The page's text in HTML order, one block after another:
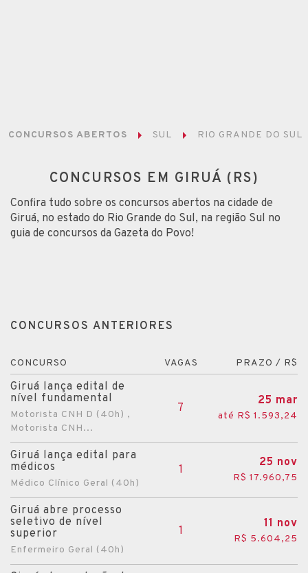
CONCURSOS ABERTOS SUL RIO GRANDE DO SUL
CONCURSOS EM GIRUÁ (RS)
Confira tudo sobre os concursos abertos na cidade de
Giruá, no estado do Rio Grande do Sul, na região Sul no
guia de concursos da Gazeta do Povo!
CONCURSOS ANTERIORES
CONCURSO VAGAS PRAZO / R$
Giruá lança edital de
nível fundamental
Motorista CNH D (40h) ,
Motorista CNH...
7
25 mar
até R$ 1.593,24
Giruá lança edital para
médicos
Médico Clínico Geral (40h)
1
25 nov
R$ 17.960,75
Giruá abre processo
seletivo de nível
superior
Enfermeiro Geral (40h)
1
11 nov
R$ 5.604,25